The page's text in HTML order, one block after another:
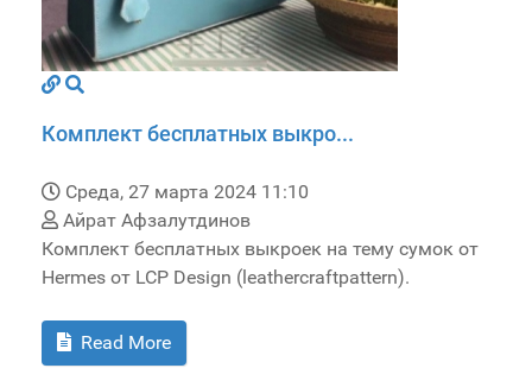
Комплект бесплатных выкро...
Среда, 27 марта 2024 11:10
Айрат Афзалутдинов
Комплект бесплатных выкроек на тему сумок от
Hermes от LCP Design (leathercraftpattern).
Read More